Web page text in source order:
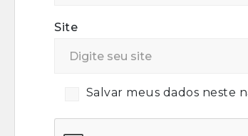
Site
Salvar meus dados neste